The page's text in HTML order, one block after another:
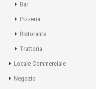
Bar
Pizzeria
Ristorante
Trattoria
Locale Commerciale
Negozio